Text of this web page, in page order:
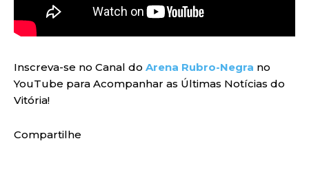
Inscreva-se no Canal do Arena Rubro-Negra no
YouTube para Acompanhar as Últimas Notícias do
Vitória!
Compartilhe